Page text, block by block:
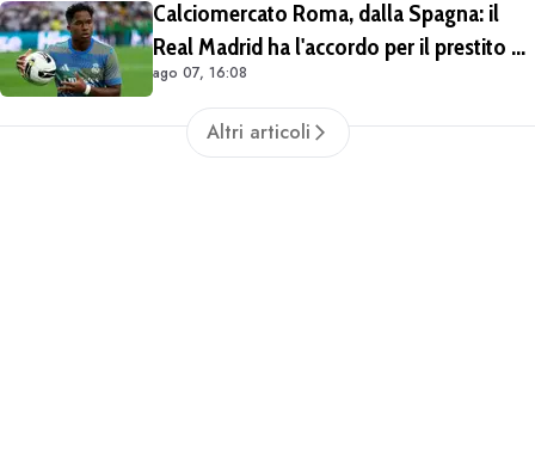
Calciomercato Roma, dalla Spagna: il
Real Madrid ha l'accordo per il prestito di
Endrick in Premier League
ago 07, 16:08
Altri articoli